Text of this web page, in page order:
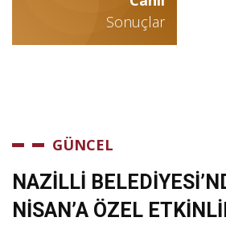
Sonuçlar
GÜNCEL
NAZİLLİ
NİSAN’A ÖZEL